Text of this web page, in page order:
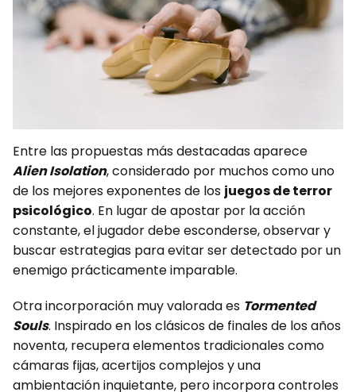
Entre las propuestas más destacadas aparece
Alien Isolation, considerado por muchos como uno
de los mejores exponentes de los juegos de terror
psicológico. En lugar de apostar por la acción
constante, el jugador debe esconderse, observar y
buscar estrategias para evitar ser detectado por un
enemigo prácticamente imparable.
Otra incorporación muy valorada es Tormented
Souls. Inspirado en los clásicos de finales de los años
noventa, recupera elementos tradicionales como
cámaras fijas, acertijos complejos y una
ambientación inquietante, pero incorpora controles